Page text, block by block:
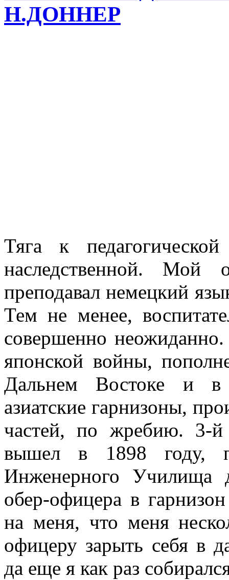
Н.ДОННЕР
Тяга к
наследственной. Мой
преподавал немецкий
Тем не менее,
совершенно
японской войны,
Дальнем Востоке и в
азиатские гарнизоны,
частей, по жребию. 3-
вышел в 1898 году,
Инженерного Училища
обер-офицера в
на меня, что меня
офицеру зарыть себя в
да еще я как раз